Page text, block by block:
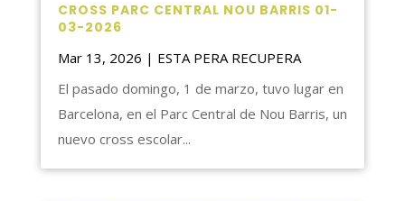
CROSS PARC CENTRAL NOU BARRIS 01-
03-2026
Mar 13, 2026 | ESTA PERA RECUPERA
El pasado domingo, 1 de marzo, tuvo lugar en
Barcelona, en el Parc Central de Nou Barris, un
nuevo cross escolar...